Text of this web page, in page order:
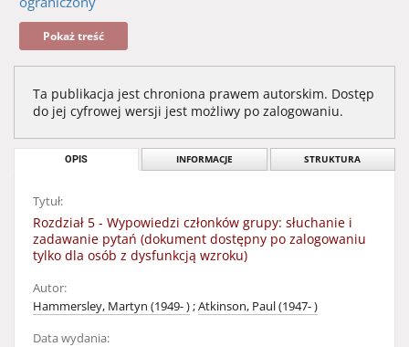
Pokaż treść
Ta publikacja jest chroniona prawem autorskim. Dostęp
do jej cyfrowej wersji jest możliwy po zalogowaniu.
OPIS INFORMACJE STRUKTURA
Tytuł:
Rozdział 5 - Wypowiedzi członków grupy: słuchanie i
zadawanie pytań (dokument dostępny po zalogowaniu
tylko dla osób z dysfunkcją wzroku)
Autor:
Hammersley, Martyn (1949- );Atkinson, Paul (1947- )
Data wydania: